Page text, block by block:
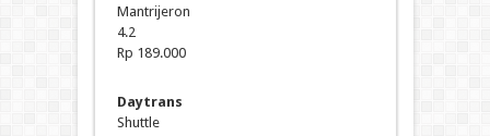
Mantrijeron
4.2
Rp 189.000
Daytrans
Shuttle